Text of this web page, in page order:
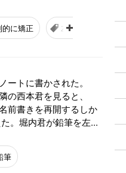
的に矯正 左利きに対しの偏見
トに書かされた。
の西本君を見ると、
前書きを再開するしか
。堀内君が鉛筆を左...
筆